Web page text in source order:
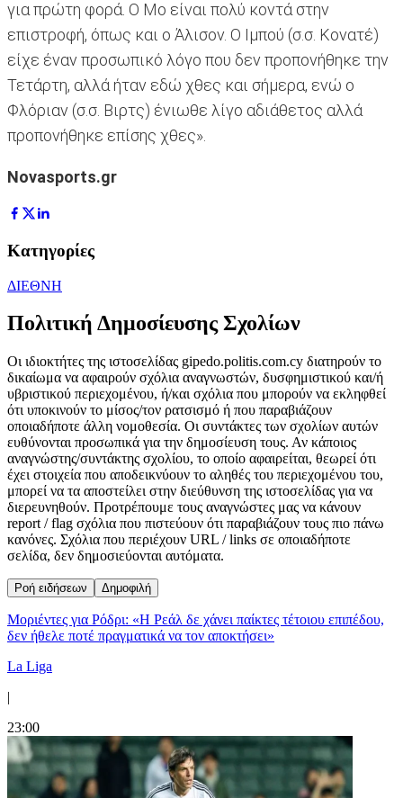
για πρώτη φορά. Ο Μο είναι πολύ κοντά στην
επιστροφή, όπως και ο Άλισον. Ο Ιμπού (σ.σ. Κονατέ)
είχε έναν προσωπικό λόγο που δεν προπονήθηκε την
Τετάρτη, αλλά ήταν εδώ χθες και σήμερα, ενώ ο
Φλόριαν (σ.σ. Βιρτς) ένιωθε λίγο αδιάθετος αλλά
προπονήθηκε επίσης χθες».
Novasports.gr
Κατηγορίες
ΔΙΕΘΝΗ
Πολιτική Δημοσίευσης Σχολίων
Οι ιδιοκτήτες της ιστοσελίδας gipedo.politis.com.cy διατηρούν το
δικαίωμα να αφαιρούν σχόλια αναγνωστών, δυσφημιστικού και/ή
υβριστικού περιεχομένου, ή/και σχόλια που μπορούν να εκληφθεί
ότι υποκινούν το μίσος/τον ρατσισμό ή που παραβιάζουν
οποιαδήποτε άλλη νομοθεσία. Οι συντάκτες των σχολίων αυτών
ευθύνονται προσωπικά για την δημοσίευση τους. Αν κάποιος
αναγνώστης/συντάκτης σχολίου, το οποίο αφαιρείται, θεωρεί ότι
έχει στοιχεία που αποδεικνύουν το αληθές του περιεχομένου του,
μπορεί να τα αποστείλει στην διεύθυνση της ιστοσελίδας για να
διερευνηθούν. Προτρέπουμε τους αναγνώστες μας να κάνουν
report / flag σχόλια που πιστεύουν ότι παραβιάζουν τους πιο πάνω
κανόνες. Σχόλια που περιέχουν URL / links σε οποιαδήποτε
σελίδα, δεν δημοσιεύονται αυτόματα.
Ροή ειδήσεων Δημοφιλή
Μοριέντες για Ρόδρι: «Η Ρεάλ δε χάνει παίκτες τέτοιου επιπέδου,
δεν ήθελε ποτέ πραγματικά να τον αποκτήσει»
La Liga
|
23:00